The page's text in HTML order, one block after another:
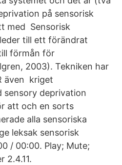
på sensorisk
med Sensorisk
till ett förändrat
förmån för
2003). Tekniken har
även kriget
sensory deprivation
att och en sorts
alla sensoriska
leksak sensorisk
/ 00:00. Play; Mute;
2.4.11.